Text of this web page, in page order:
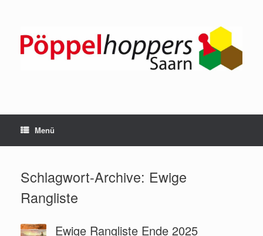
Menü
Schlagwort-Archive: Ewige
Rangliste
Ewige Rangliste Ende 2025